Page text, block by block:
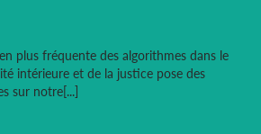
plus fréquente des algorithmes dans le
intérieure et de la justice pose des
sur notre[...]